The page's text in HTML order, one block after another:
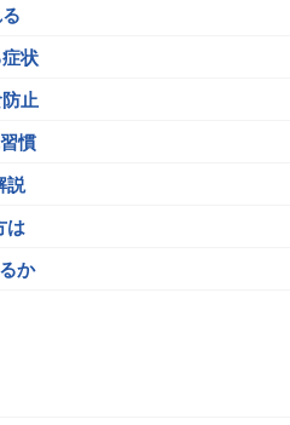
状
止
慣
説
は
か